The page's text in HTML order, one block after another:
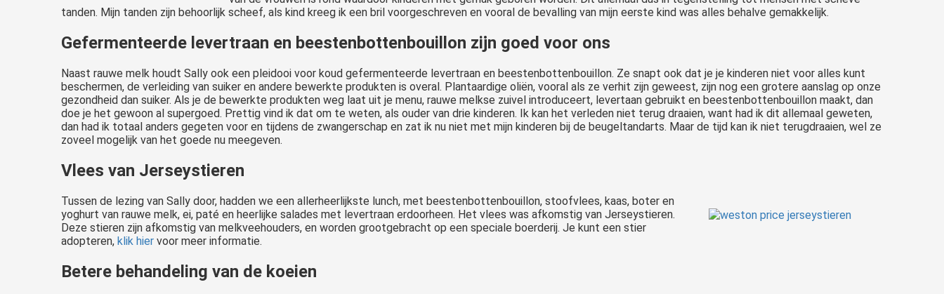
tanden. Mijn tanden zijn behoorlijk scheef, als kind kreeg ik een bril voorgeschreven en vooral de bevalling van mijn eerste kind was alles behalve gemakkelijk.
Gefermenteerde levertraan en beestenbottenbouillon zijn goed voor ons
Naast rauwe melk houdt Sally ook een pleidooi voor koud gefermenteerde levertraan en beestenbottenbouillon. Ze snapt ook dat je je kinderen niet voor alles kunt
beschermen, de verleiding van suiker en andere bewerkte produkten is overal. Plantaardige oliën, vooral als ze verhit zijn geweest, zijn nog een grotere aanslag op onze
gezondheid dan suiker. Als je de bewerkte produkten weg laat uit je menu, rauwe melkse zuivel introduceert, levertaan gebruikt en beestenbottenbouillon maakt, dan
doe je het gewoon al supergoed. Prettig vind ik dat om te weten, als ouder van drie kinderen. Ik kan het verleden niet terug draaien, want had ik dit allemaal geweten,
dan had ik totaal anders gegeten voor en tijdens de zwangerschap en zat ik nu niet met mijn kinderen bij de beugeltandarts. Maar de tijd kan ik niet terugdraaien, wel ze
zoveel mogelijk van het goede nu meegeven.
Vlees van Jerseystieren
Tussen de lezing van Sally door, hadden we een allerheerlijkste lunch, met beestenbottenbouillon, stoofvlees, kaas, boter en
yoghurt van rauwe melk, ei, paté en heerlijke salades met levertraan erdoorheen. Het vlees was afkomstig van Jerseystieren.
Deze stieren zijn afkomstig van melkveehouders, en worden grootgebracht op een speciale boerderij. Je kunt een stier
adopteren, klik hier voor meer informatie.
Betere behandeling van de koeien